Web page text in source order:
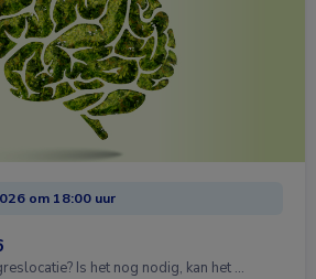
om 18:00 uur
Is het nog nodig, kan het …